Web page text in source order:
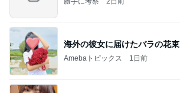
海外の彼女に届けたバラの花束
Amebaトピックス 1日前